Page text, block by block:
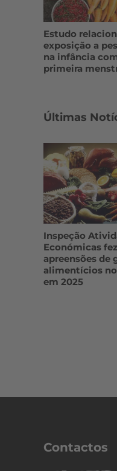
Estudo
exposição a
na infância
primeira
Últimas
Inspeção
Económicas
apreensões de
alimentícios
em 2025
Contactos